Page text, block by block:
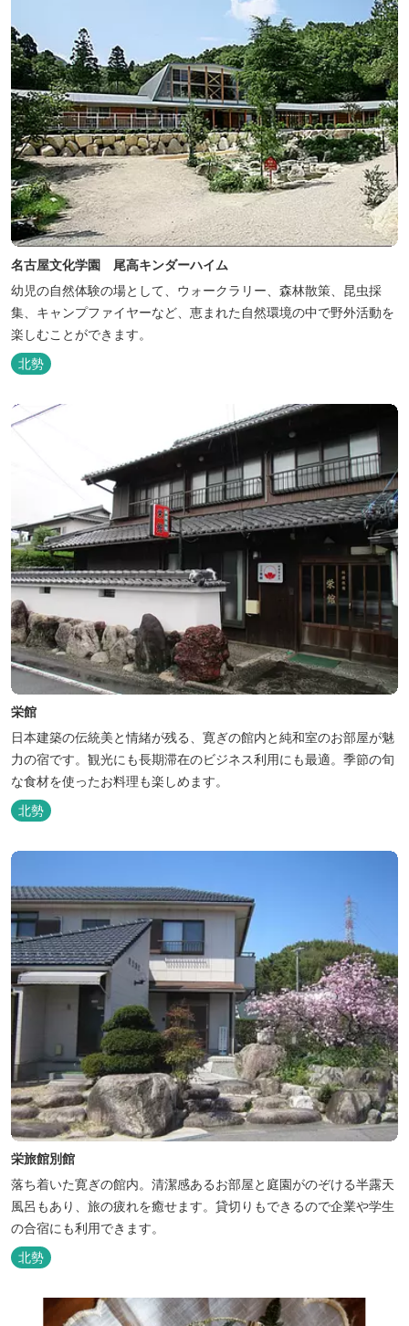
名古屋文化学園 尾高キンダーハイム
幼児の自然体験の場として、ウォークラリー、森林散策、昆虫採
集、キャンプファイヤーなど、恵まれた自然環境の中で野外活動を
楽しむことができます。
北勢
栄館
日本建築の伝統美と情緒が残る、寛ぎの館内と純和室のお部屋が魅
力の宿です。観光にも長期滞在のビジネス利用にも最適。季節の旬
な食材を使ったお料理も楽しめます。
北勢
栄旅館別館
落ち着いた寛ぎの館内。清潔感あるお部屋と庭園がのぞける半露天
風呂もあり、旅の疲れを癒せます。貸切りもできるので企業や学生
の合宿にも利用できます。
北勢